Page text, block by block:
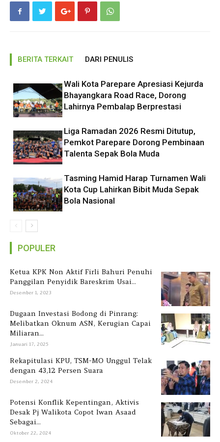
BERITA TERKAIT DARI PENULIS
Wali Kota Parepare Apresiasi Kejurda
Bhayangkara Road Race, Dorong
Lahirnya Pembalap Berprestasi
Liga Ramadan 2026 Resmi Ditutup,
Pemkot Parepare Dorong Pembinaan
Talenta Sepak Bola Muda
Tasming Hamid Harap Turnamen Wali
Kota Cup Lahirkan Bibit Muda Sepak
Bola Nasional
POPULER
Ketua KPK Non Aktif Firli Bahuri Penuhi
Panggilan Penyidik Bareskrim Usai...
Desember 1, 2023
Dugaan Investasi Bodong di Pinrang:
Melibatkan Oknum ASN, Kerugian Capai
Miliaran...
Januari 17, 2025
Rekapitulasi KPU, TSM-MO Unggul Telak
dengan 43,12 Persen Suara
Desember 2, 2024
Potensi Konflik Kepentingan, Aktivis
Desak Pj Walikota Copot Iwan Asaad
Sebagai...
Oktober 22, 2024